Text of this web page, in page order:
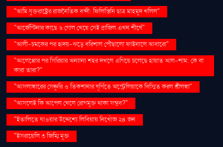
"আমি যুক্তরাষ্ট্রের রাজনৈতিক বন্দী: ফিলিস্তিনি ছাত্র মাহমুদ খলিল"
"আর্জেন্টিনার কাছে ৬ গোল খেয়ে সেই ব্রাজিল এখন শীর্ষে"
"আলী-চমকের পর হৃদয়-ঝড়ে বরিশাল পৌঁছালো ফাইনালে আবারো"
"আলেপ্পোর পর সিরিয়ার অন্যান্য শহর দখলে এগিয়ে চলেছে হায়াত আল-শাম: কে বা
কারা তারা?"
"আসলাঙ্কারের সেঞ্চুরি ও তিকশানার ঘূর্ণিতে অস্ট্রেলিয়াকে বিস্মিত করল শ্রীলঙ্কা"
"আসলেই কি আপেল খেলে রোগমুক্ত থাকা সম্ভব?"
"ইতালিতে যাওয়ার উদ্দেশ্যে লিবিয়ায় নিখোঁজ ২৪ জন
"ইসরায়েলি ৩ জিম্মি মুক্ত